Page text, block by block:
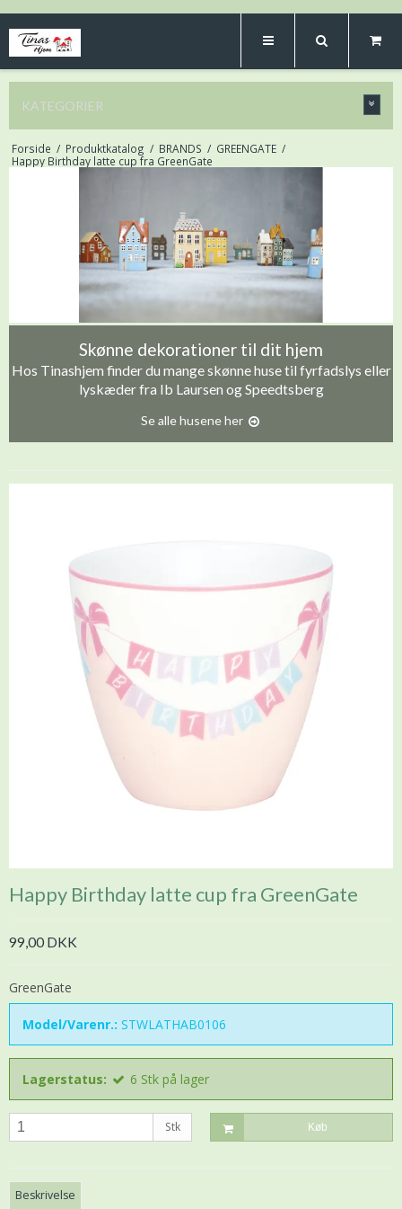
KATEGORIER
Forside / Produktkatalog / BRANDS / GREENGATE /
Happy Birthday latte cup fra GreenGate
Skønne dekorationer til dit hjem
Hos Tinashjem finder du mange skønne huse til fyrfadslys eller
lyskæder fra Ib Laursen og Speedtsberg
Se alle husene her
Happy Birthday latte cup fra GreenGate
99,00 DKK
GreenGate
Model/Varenr.: STWLATHAB0106
Lagerstatus: 6 Stk på lager
Stk Køb
Beskrivelse